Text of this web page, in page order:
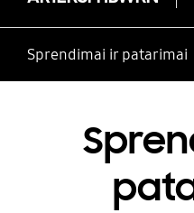
Sprendimai ir patarimai